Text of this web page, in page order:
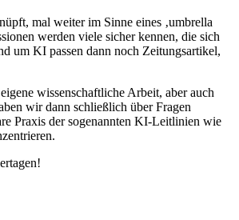
mal weiter im Sinne eines ‚umbrella
werden viele sicher kennen, die sich
um KI passen dann noch Zeitungsartikel,
wissenschaftliche Arbeit, aber auch
wir dann schließlich über Fragen
Praxis der sogenannten KI-Leitlinien wie